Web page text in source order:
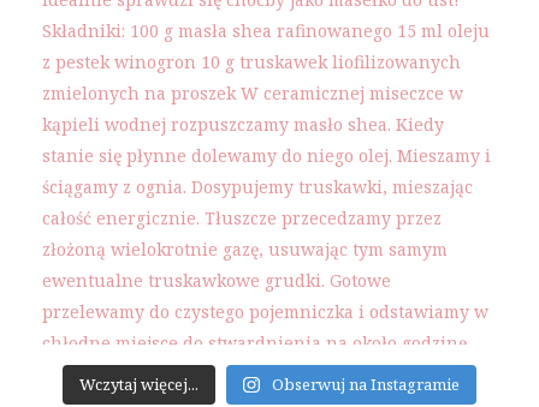
Wczytaj więcej... Obserwuj na Instagramie